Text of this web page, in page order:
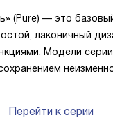
(Pure) — это
лаконичный
Модели
Перейти к серии